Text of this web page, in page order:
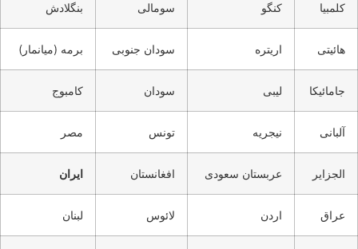
کلمبیا کنگو سومالی بنگلادش
هائیتی اریتره سودان جنوبی برمه (میانمار)
جامائیکا لیبی سودان کامبوج
آلبانی نیجریه تونس مصر
الجزایر عربستان سعودی افغانستان ایران
عراق اردن لائوس لبنان